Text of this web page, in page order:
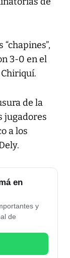
3-0 en el
de la
jugadores
a los
en
y
de